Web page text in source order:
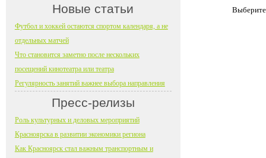
Новые статьи
Футбол и хоккей остаются спортом календаря, а не
отдельных матчей
Что становится заметно после нескольких
посещений кинотеатра или театра
Регулярность занятий важнее выбора направления
Пресс-релизы
Роль культурных и деловых мероприятий
Красноярска в развитии экономики региона
Как Красноярск стал важным транспортным и